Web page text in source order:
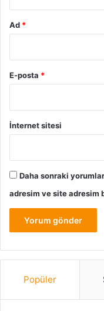
yaşam alanıdır.
Ad *
E-posta *
İnternet sitesi
Daha sonraki
adresim ve site adresim
Popüler